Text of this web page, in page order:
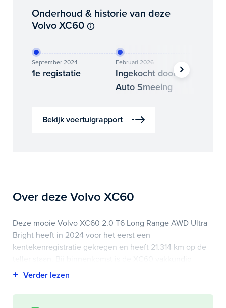
Onderhoud & historie van deze
Volvo XC60
September 2024
1e registatie
Februari 2026
Ingekocht door
Auto Smeeing
Bekijk voertuigrapport
Over deze Volvo XC60
Deze mooie Volvo XC60 2.0 T6 Long Range AWD Ultra
Bright heeft in 2024 voor het eerst een
kentekenregistratie gekregen en heeft 21.314 km op de
gecontroleerd. Het voertuigrapport is op deze pagina bij